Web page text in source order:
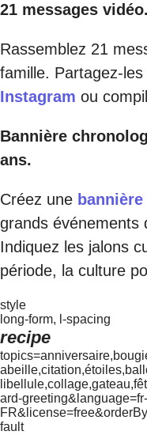
21 messages vidéo.
Rassemblez 21
famille. Partagez-les
Instagram ou
Bannière
ans.
Créez une bannière
grands événements
Indiquez les jalons
période, la culture
style
long-form, l-spacing
recipe
ard-greeting&language=fr-
fault